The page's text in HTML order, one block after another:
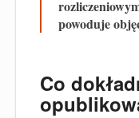
powoduje
Co